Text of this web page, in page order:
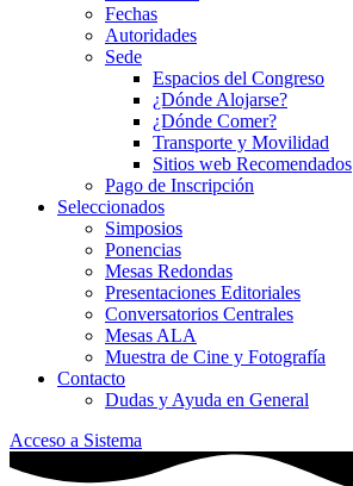
Fechas
Autoridades
Sede
Espacios del Congreso
¿Dónde Alojarse?
¿Dónde Comer?
Transporte y Movilidad
Sitios web Recomendados
Pago de Inscripción
Seleccionados
Simposios
Ponencias
Mesas Redondas
Presentaciones Editoriales
Conversatorios Centrales
Mesas ALA
Muestra de Cine y Fotografía
Contacto
Dudas y Ayuda en General
Acceso a Sistema